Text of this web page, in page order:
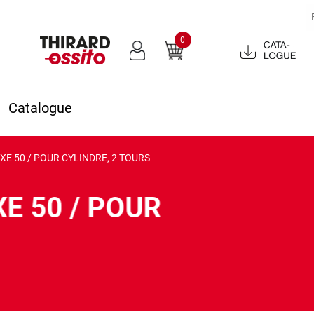
0
Catalogue
2022
Catalogue
50 / POUR CYLINDRE, 2 TOURS
50 / POUR